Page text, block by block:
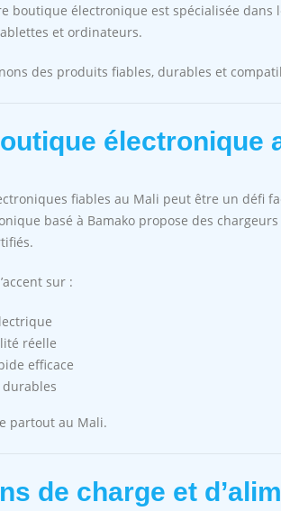
boutique électronique est spécialisée dans
et ordinateurs.
des produits fiables, durables et
électronique
fiables au Mali peut être un défi
basé à Bamako propose des
sur :
réelle
efficace
partout au Mali.
de charge et